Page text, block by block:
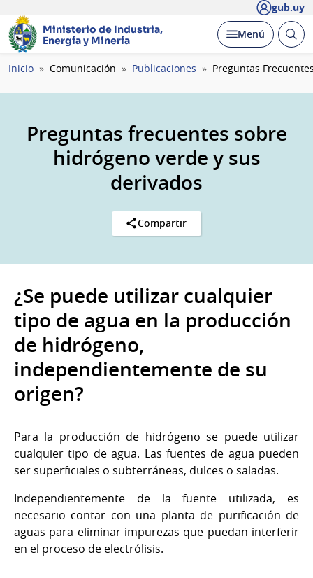
gub.uy
Ministerio de Industria,
Energía y Minería
Desplegar
Menú Abrir
Ruta
navegación
Inicio Comunicación Publicaciones Preguntas
Preguntas frecuentes sobre
hidrógeno verde y sus
derivados
Compartir
¿Se puede utilizar cualquier
tipo de agua en la producción
de hidrógeno,
independientemente de su
origen?
Para la producción de hidrógeno se puede utilizar
cualquier tipo de agua. Las fuentes de agua pueden
ser superficiales o subterráneas, dulces o saladas.
Independientemente de la fuente utilizada, es
necesario contar con una planta de purificación de
aguas para eliminar impurezas que puedan interferir
en el proceso de electrólisis.